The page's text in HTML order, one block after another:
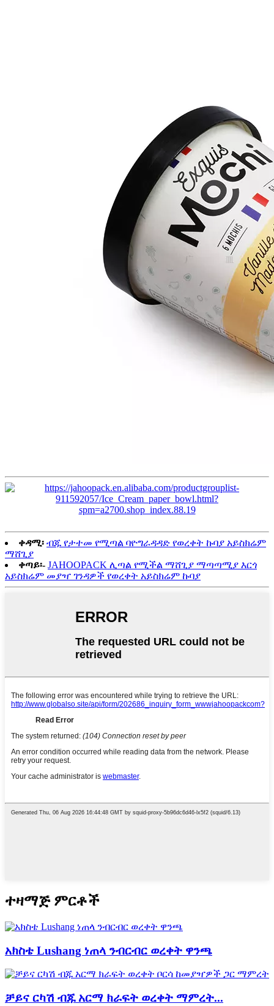
ቀዳሚ፡ ብጁ የታተመ የሚጣል ባዮግራዳዳድ የወረቀት ኩባያ አይስክሬም
ማሸጊያ
ቀጣይ፡- JAHOOPACK ሊጣል የሚችል ማሸጊያ ማጣጣሚያ እርጎ
አይስክሬም መያዣ ገንዳዎች የወረቀት አይስክሬም ኩባያ
ተዛማጅ ምርቶች
አክስቴ Lushang ነጠላ ንብርብር ወረቀት ዋንጫ
ቻይና ርካሽ ብጁ አርማ ክራፍት ወረቀት ማምረት...